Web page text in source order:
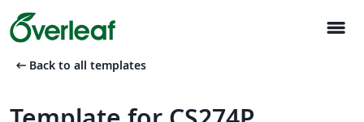
menu
arrow_left_alt Back to all templates